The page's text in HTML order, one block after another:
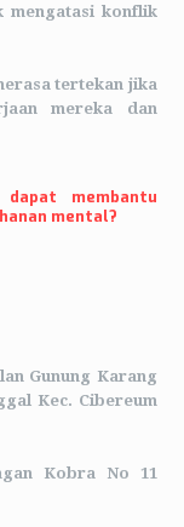
mengatasi konflik
tertekan jika
mereka dan
membantu
mental?
Gunung Karang
Kec. Cibereum
Kobra No 11